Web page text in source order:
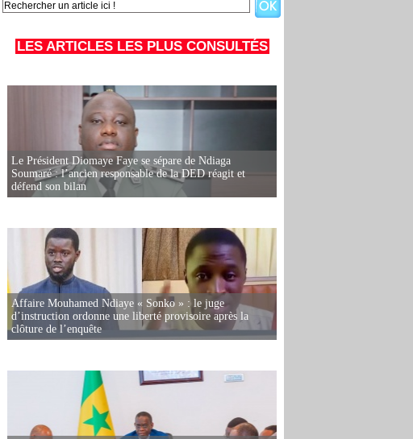
LES ARTICLES LES PLUS CONSULTÉS
Le Président Diomaye Faye se sépare de Ndiaga
Soumaré : l’ancien responsable de la DED réagit et
défend son bilan
Affaire Mouhamed Ndiaye « Sonko » : le juge
d’instruction ordonne une liberté provisoire après la
clôture de l’enquête